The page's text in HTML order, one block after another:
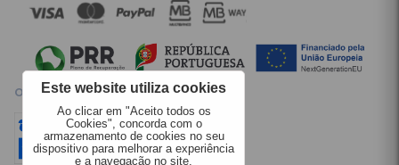
Opiniões dos Clientes
Trocas e Devoluções
Livro de Reclamações
Regulamento Giveaway
Política de Cookies
OPINIÕES CLIENTES
Este website utiliza cookies
Ao clicar em "Aceito todos os
Cookies", concorda com o
armazenamento de cookies no seu
dispositivo para melhorar a experiência
e a navegação no site.